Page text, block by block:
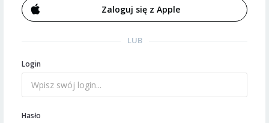
Zaloguj się z Apple
LUB
Login
Hasło